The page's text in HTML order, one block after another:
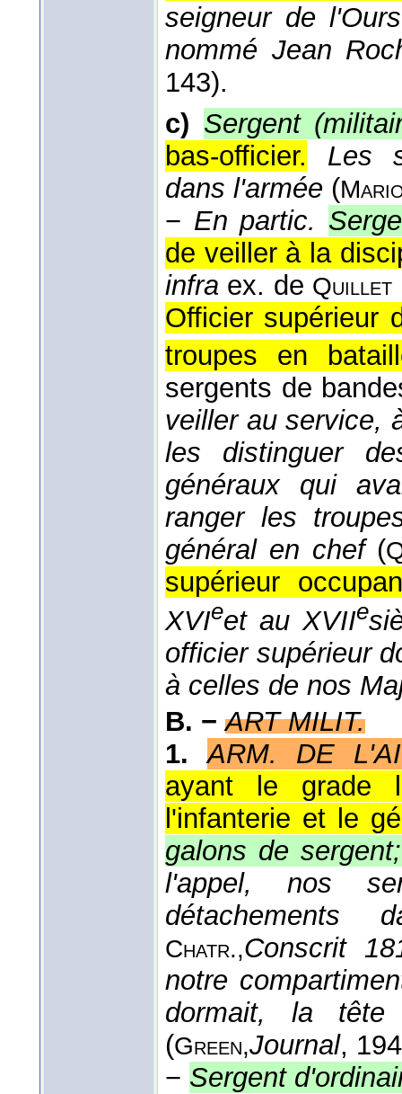
seigneur de
nommé Jean
143).
c) Sergent
bas-officier.
Les
dans l'armée (
− En partic.
de veiller à la
infra ex. de Quillet
Officier supérieur
troupes en
sergents de
veiller au service,
les distinguer
généraux qui
ranger les
général en chef(
supérieur
XVIeet au XVIIe
officier supérieur
à celles de nos
B. − ART MILIT.
1.
ARM. DE
ayant le grade
l'infanterie et le
galons de
l'appel, nos
détachements
Chatr.,Conscrit
notre
dormait, la
(Green,Journal,
− Sergent